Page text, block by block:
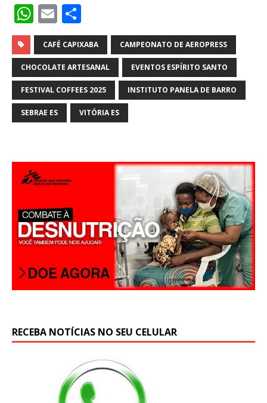
W
h
at
s
A
p
p
E
m
ai
l
h
ar
e
CAFÉ CAPIXABA CAMPEONATO DE AEROPRESS
CHOCOLATE ARTESANAL EVENTOS ESPÍRITO SANTO
FESTIVAL COFFEES 2025 INSTITUTO PANELA DE BARRO
SEBRAE ES VITÓRIA ES
RECEBA NOTÍCIAS NO SEU CELULAR